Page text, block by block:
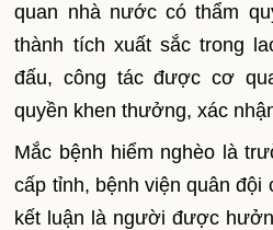
quan nhà nước có thẩm
thành tích xuất sắc trong
đấu, công tác được cơ
quyền khen thưởng, xác
Mắc bệnh hiểm nghèo là
cấp tỉnh, bệnh viện quân đội
kết luận là người được